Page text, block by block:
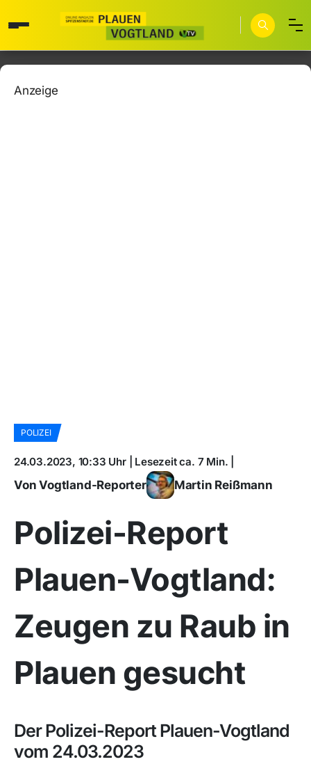
Anzeige
POLIZEI
24.03.2023, 10:33 Uhr | Lesezeit ca. 7 Min. |
Von Vogtland-Reporter Martin Reißmann
Polizei-Report
Plauen-Vogtland:
Zeugen zu Raub in
Plauen gesucht
Der Polizei-Report Plauen-Vogtland
vom 24.03.2023